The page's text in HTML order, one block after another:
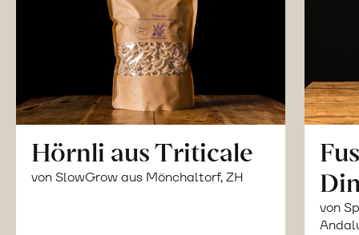
Hörnli aus Triticale
von SlowGrow aus Mönchaltorf, ZH
von